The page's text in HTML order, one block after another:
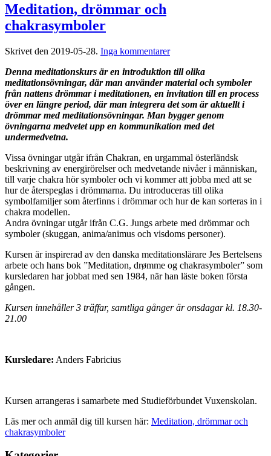
Meditation, drömmar och
chakrasymboler
Skrivet den 2019-05-28. Inga kommentarertill
drömmar
och
chakrasymboler
Denna meditationskurs är en introduktion till olika
meditationsövningar, där man använder material och symboler
från nattens drömmar i meditationen, en invitation till en process
över en längre period, där man integrera det som är aktuellt i
drömmar med meditationsövningar. Man bygger genom
övningarna medvetet upp en kommunikation med det
undermedvetna.
Vissa övningar utgår ifrån Chakran, en urgammal österländsk
beskrivning av energirörelser och medvetande nivåer i människan,
till varje chakra hör symboler och vi kommer att jobba med att se
hur de återspeglas i drömmarna. Du introduceras till olika
symbolfamiljer som återfinns i drömmar och hur de kan sorteras in i
chakra modellen.
Andra övningar utgår ifrån C.G. Jungs arbete med drömmar och
symboler (skuggan, anima/animus och visdoms personer).
Kursen är inspirerad av den danska meditationslärare Jes Bertelsens
arbete och hans bok ”Meditation, drømme og chakrasymboler” som
kursledaren har jobbat med sen 1984, när han läste boken första
gången.
Kursen innehåller 3 träffar, samtliga gånger är onsdagar kl. 18.30-
21.00
Kursledare: Anders Fabricius
Kursen arrangeras i samarbete med Studieförbundet Vuxenskolan.
Läs mer och anmäl dig till kursen här: Meditation, drömmar och
chakrasymboler